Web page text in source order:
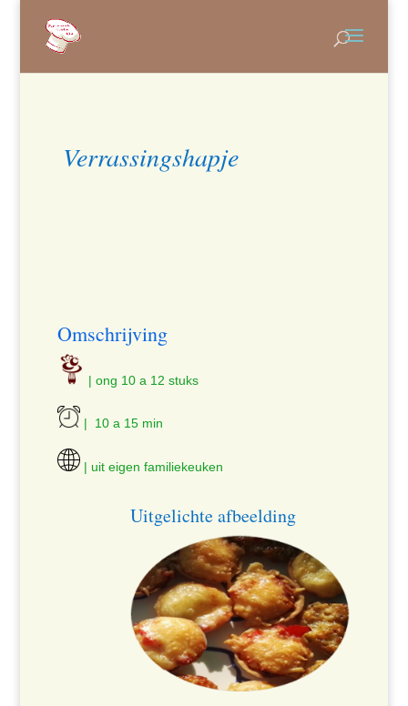
Verrassingshapje
Omschrijving
| ong 10 a 12 stuks
| 10 a 15 min
| uit eigen familiekeuken
Uitgelichte afbeelding